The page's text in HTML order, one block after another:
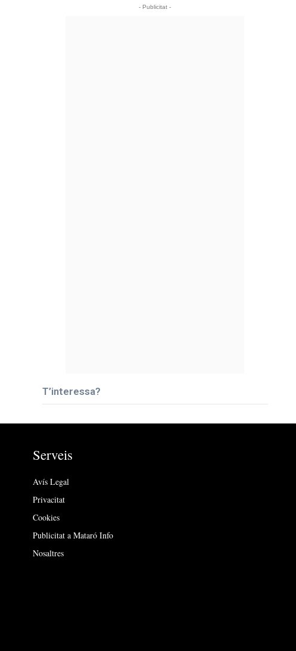
- Publicitat -
T’interessa?
Serveis
Avís Legal
Privacitat
Cookies
Publicitat a Mataró Info
Nosaltres